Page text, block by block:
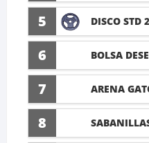
5 DISCO STD
6 BOLSA
7 ARENA
8